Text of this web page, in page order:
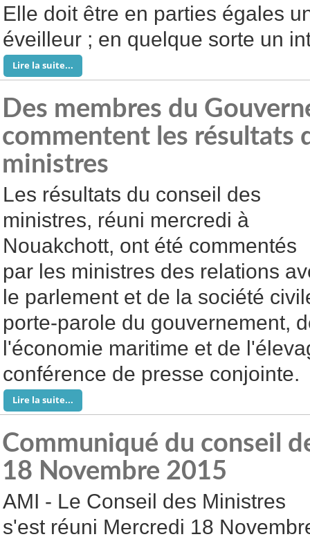
Elle doit être en parties égales
éveilleur ; en quelque sorte un
Lire la suite...
Des membres du
commentent les résultats
ministres
Les résultats du conseil des
ministres, réuni mercredi à
Nouakchott, ont été commentés
par les ministres des relations
le parlement et de la société
porte-parole du gouvernement,
l'économie maritime et de
conférence de presse conjointe.
Lire la suite...
Communiqué du conseil
18 Novembre 2015
AMI - Le Conseil des Ministres
s'est réuni Mercredi 18